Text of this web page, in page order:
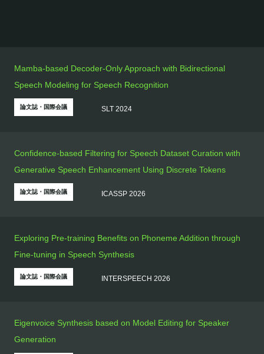
Mamba-based Decoder-Only Approach with Bidirectional
Speech Modeling for Speech Recognition
論文誌・国際会議 SLT 2024
Confidence-based Filtering for Speech Dataset Curation with
Generative Speech Enhancement Using Discrete Tokens
論文誌・国際会議 ICASSP 2026
Exploring Pre-training Benefits on Phoneme Addition through
Fine-tuning in Speech Synthesis
論文誌・国際会議 INTERSPEECH 2026
Eigenvoice Synthesis based on Model Editing for Speaker
Generation